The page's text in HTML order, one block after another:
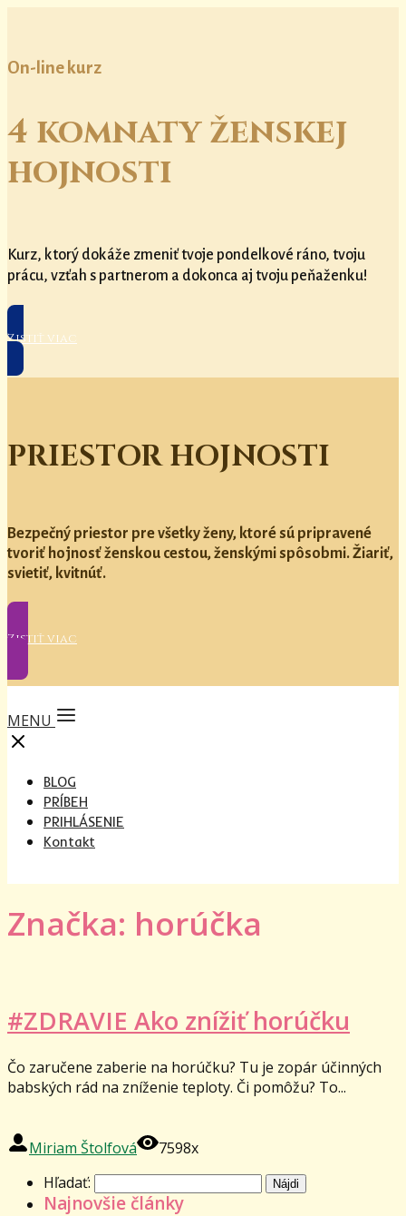
On-line kurz
4 komnaty ženskej
hojnosti
Kurz, ktorý dokáže zmeniť tvoje pondelkové ráno, tvoju
prácu, vzťah s partnerom a dokonca aj tvoju peňaženku!
Zistiť viac
PRIESTOR HOJNOSTI
Bezpečný priestor pre všetky ženy, ktoré sú pripravené
tvoriť hojnosť ženskou cestou, ženskými spôsobmi. Žiariť,
svietiť, kvitnúť.
Zistiť viac
MENU
BLOG
PRÍBEH
PRIHLÁSENIE
Kontakt
Značka: horúčka
#ZDRAVIE Ako znížiť horúčku
Čo zaručene zaberie na horúčku? Tu je zopár účinných
babských rád na zníženie teploty. Či pomôžu? To...
Miriam Štolfová
7598x
Hľadať:
Najnovšie články